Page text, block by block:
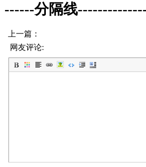
------分隔线
上一篇：
网友评论: